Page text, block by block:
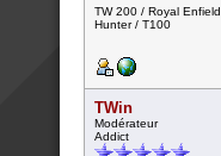
TW 200 / Royal Enfield
Hunter / T100
TWin
Modérateur
Addict